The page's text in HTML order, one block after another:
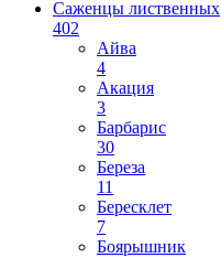
Саженцы лиственных
402
Айва
4
Акация
3
Барбарис
30
Береза
11
Бересклет
7
Боярышник